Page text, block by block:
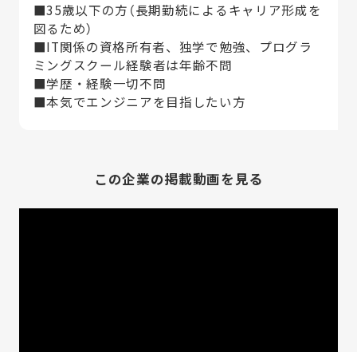
■35歳以下の方（長期勤続によるキャリア形成を
図るため）
■IT関係の資格所有者、独学で勉強、プログラ
ミングスクール経験者は年齢不問
■学歴・経験一切不問
■本気でエンジニアを目指したい方
この企業の掲載動画を見る